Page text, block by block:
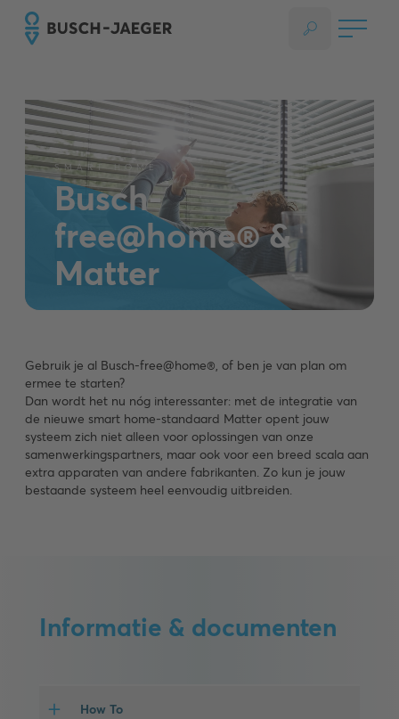
SMART HOME
Busch-
free@home® &
Matter
Gebruik je al Busch-free@home®, of ben je van plan om
ermee te starten?
Dan wordt het nu nóg interessanter: met de integratie van
de nieuwe smart home-standaard Matter opent jouw
systeem zich niet alleen voor oplossingen van onze
samenwerkingspartners, maar ook voor een breed scala aan
extra apparaten van andere fabrikanten. Zo kun je jouw
bestaande systeem heel eenvoudig uitbreiden.
Informatie & documenten
How To